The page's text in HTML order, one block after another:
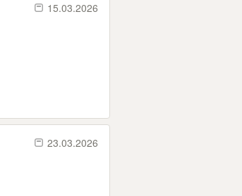
15.03.2026
23.03.2026